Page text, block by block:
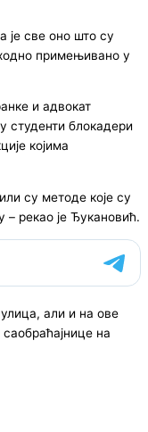
је све оно што су
примењивано у
и адвокат
студенти блокадери
којима
су методе које су
– рекао је Ђукановић.
али и на ове
на